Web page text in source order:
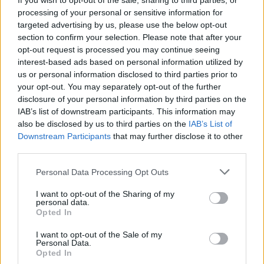
processing of your personal or sensitive information for
targeted advertising by us, please use the below opt-out
section to confirm your selection. Please note that after your
opt-out request is processed you may continue seeing
interest-based ads based on personal information utilized by
us or personal information disclosed to third parties prior to
your opt-out. You may separately opt-out of the further
disclosure of your personal information by third parties on the
IAB’s list of downstream participants. This information may
also be disclosed by us to third parties on the IAB’s List of
Downstream Participants that may further disclose it to other
Personal Data Processing Opt Outs
I want to opt-out of the Sharing of my
personal data.
Opted In
I want to opt-out of the Sale of my
Personal Data.
Opted In
tłumacząc, że są w nich silniejsze hormony i być
może zahamuje wzrost zmiany. Czy może ktoś
wyrazić opinię na ten temat? Czy powinnam
podjąć próbę zmiany tabletek, dodam że po
Orliflique nie mam żadnych skutków ubocznych.
Czy moze powinnam zmienić metodę
antykoncepcji?
gość
Witam co to może być ?
Zaczęło swędzieć i zobaczyłam to
Forum: Ginekologia - specjalista radzi, dla
pacjentki
Tematy miesiączka ginekologia
Reklama: